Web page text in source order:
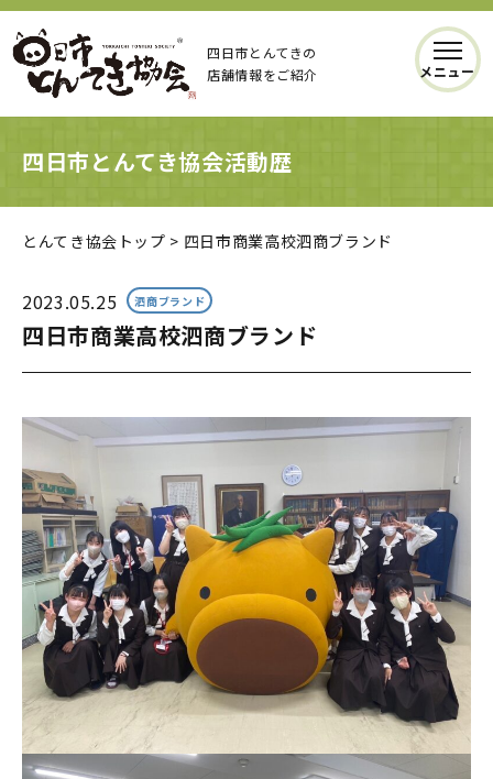
四日市とんてきの
店舗情報をご紹介
メニュー
四日市とんてき協会活動歴
とんてき協会トップ > 四日市商業高校泗商ブランド
2023.05.25 泗商ブランド
四日市商業高校泗商ブランド